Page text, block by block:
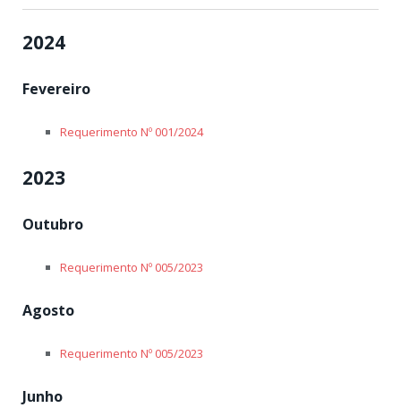
2024
Fevereiro
Requerimento Nº 001/2024
2023
Outubro
Requerimento Nº 005/2023
Agosto
Requerimento Nº 005/2023
Junho